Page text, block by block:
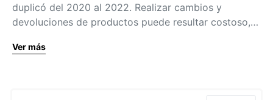
duplicó del 2020 al 2022. Realizar cambios y
devoluciones de productos puede resultar costoso,…
Ver más